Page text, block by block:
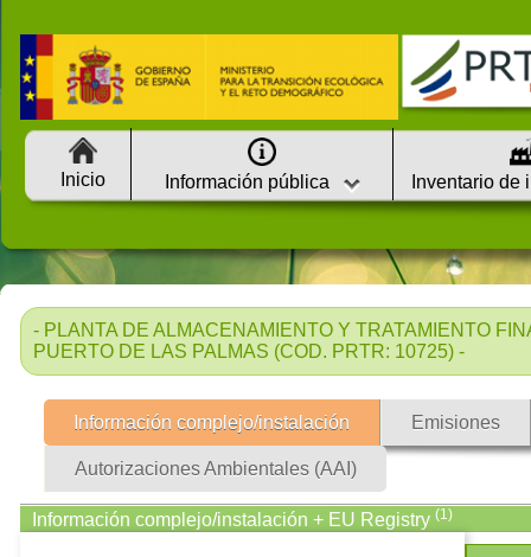
Inicio Información pública Inventario de
- PLANTA DE ALMACENAMIENTO Y TRATAMIENTO
PUERTO DE LAS PALMAS (COD. PRTR: 10725) -
Información complejo/instalación Emisiones
Autorizaciones Ambientales (AAI)
Información complejo/instalación + EU Registry (1)